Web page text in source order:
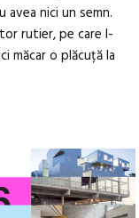
avea nici un semn.
rutier, pe care l-
măcar o plăcuță la